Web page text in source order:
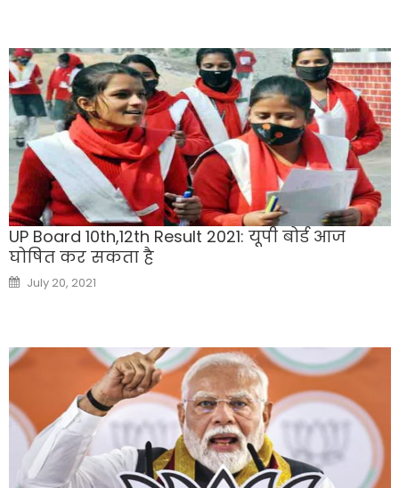
UP Board 10th,12th Result 2021: यूपी बोर्ड आज
घोषित कर सकता है
Posted
on
July 20, 2021